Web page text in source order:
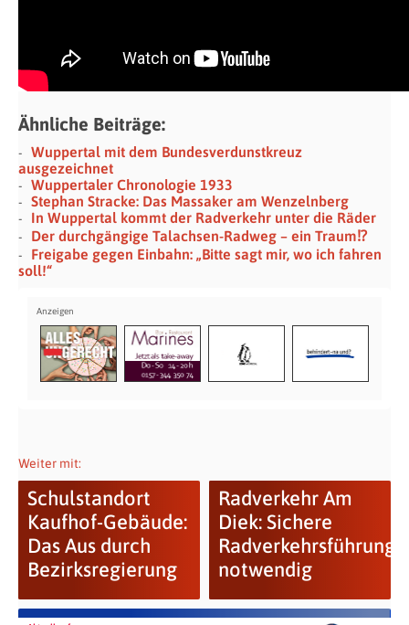
Ähnliche Beiträge:
Wuppertal mit dem Bundesverdunstkreuz
ausgezeichnet
Wuppertaler Chronologie 1933
Stephan Stracke: Das Massaker am Wenzelnberg
In Wuppertal kommt der Radverkehr unter die Räder
Der durchgängige Talachsen-Radweg – ein Traum⁉
Freigabe gegen Einbahn: „Bitte sagt mir, wo ich fahren
soll!“
Weiter mit:
Schulstandort
Kaufhof-Gebäude:
Das Aus durch
Bezirksregierung
Radverkehr Am
Diek: Sichere
Radverkehrsführung
notwendig